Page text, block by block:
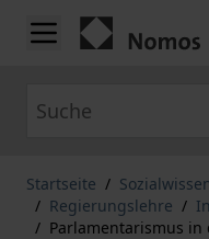
Zum Inhalt springen
Startseite /
/ Regierungslehre /
/ Parlamentarismus